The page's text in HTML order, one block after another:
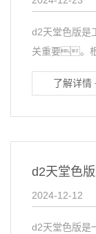
d2天堂色版
关重要。
了解详情
d2天堂色
2024-12-12
d2天堂色版